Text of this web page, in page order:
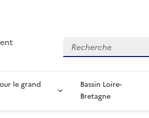
Recherche
le grand
Bassin Loire-
Bretagne